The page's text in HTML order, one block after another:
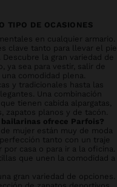
TIPO DE OCASIONES
en cualquier armario.
clave tanto para llevar el pie
la gran variedad de
ya sea para vestir, salir de
comodidad plena.
y tradicionales hasta las
Una combinación
tienen cabida alpargatas,
zapatos planos y de tacón.
ofrece Parfois?
mujer están muy de moda
tanto con un traje
casa o para ir a la oficina.
que unen la comodidad a
gran variedad de opciones.